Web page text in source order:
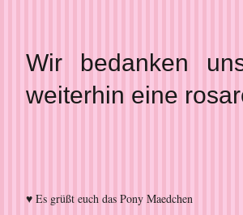
Wir bedanken
weiterhin eine
♥ Es grüßt euch das Pony Maedchen